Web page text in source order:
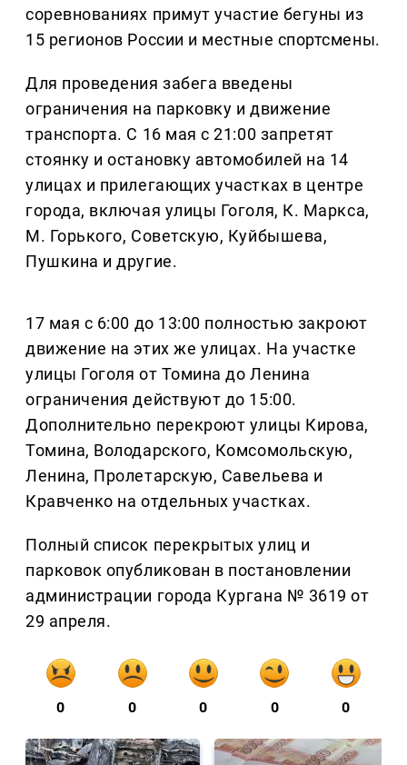
соревнованиях примут участие бегуны из
15 регионов России и местные спортсмены.
Для проведения забега введены
ограничения на парковку и движение
транспорта. С 16 мая с 21:00 запретят
стоянку и остановку автомобилей на 14
улицах и прилегающих участках в центре
города, включая улицы Гоголя, К. Маркса,
М. Горького, Советскую, Куйбышева,
Пушкина и другие.
17 мая с 6:00 до 13:00 полностью закроют
движение на этих же улицах. На участке
улицы Гоголя от Томина до Ленина
ограничения действуют до 15:00.
Дополнительно перекроют улицы Кирова,
Томина, Володарского, Комсомольскую,
Ленина, Пролетарскую, Савельева и
Кравченко на отдельных участках.
Полный список перекрытых улиц и
парковок опубликован в постановлении
администрации города Кургана № 3619 от
29 апреля.
0 0 0 0 0